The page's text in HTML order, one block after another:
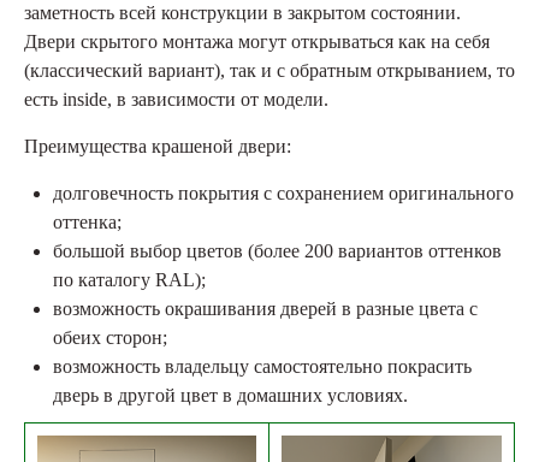
заметность всей конструкции в закрытом состоянии.
Двери скрытого монтажа могут открываться как на себя
(классический вариант), так и с обратным открыванием, то
есть inside, в зависимости от модели.
Преимущества крашеной двери:
долговечность покрытия с сохранением оригинального
оттенка;
большой выбор цветов (более 200 вариантов оттенков
по каталогу RAL);
возможность окрашивания дверей в разные цвета с
обеих сторон;
возможность владельцу самостоятельно покрасить
дверь в другой цвет в домашних условиях.